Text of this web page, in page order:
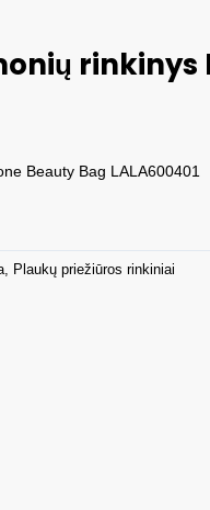
rinkinys
Beauty Bag LALA600401
, Plaukų priežiūros rinkiniai